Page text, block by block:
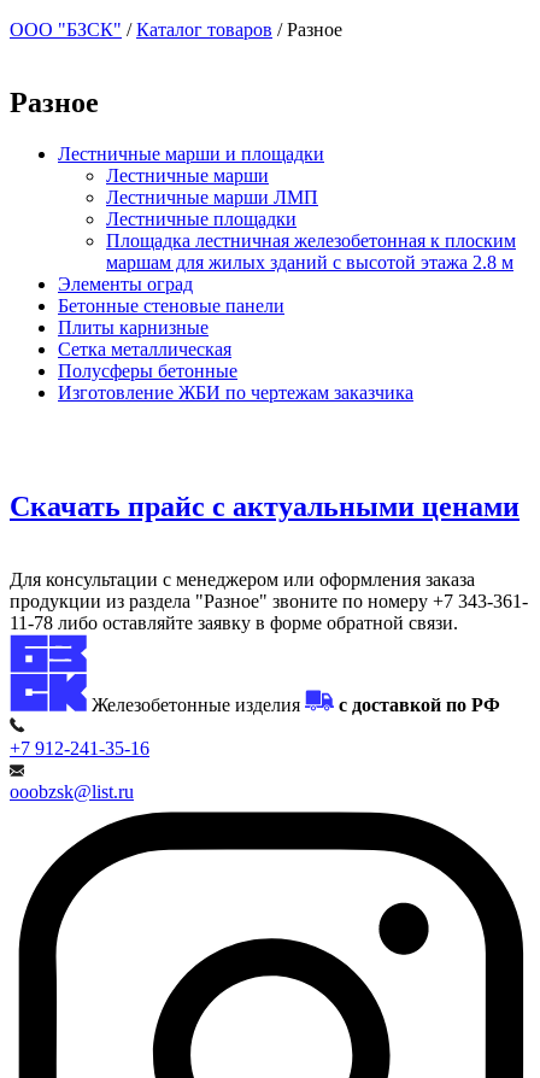
ООО "БЗСК" /Каталог товаров /Разное
Разное
Лестничные марши и площадки
Лестничные марши
Лестничные марши ЛМП
Лестничные площадки
Площадка лестничная железобетонная к плоским
маршам для жилых зданий с высотой этажа 2.8 м
Элементы оград
Бетонные стеновые панели
Плиты карнизные
Сетка металлическая
Полусферы бетонные
Изготовление ЖБИ по чертежам заказчика
Скачать прайс с актуальными ценами
Для консультации с менеджером или оформления заказа
продукции из раздела "Разное" звоните по номеру +7 343-361-
11-78 либо оставляйте заявку в форме обратной связи.
Железобетонные изделия с доставкой по РФ
+7 912-241-35-16
ooobzsk@list.ru